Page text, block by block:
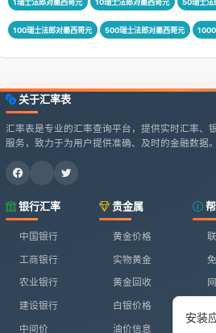
安装
100瑞士法郎对墨西哥元 500瑞士法郎对墨西哥元 1000
关于汇率表
汇率表是专业的汇率查询平台，提供实时汇率、
服务，致力于为用户提供准确、及时的金融数据。
银行汇率
中国银行
工商银行
农业银行
建设银行
中间价
贵金属
黄金价格
实物黄金
黄金回收
白银价格
油价信息